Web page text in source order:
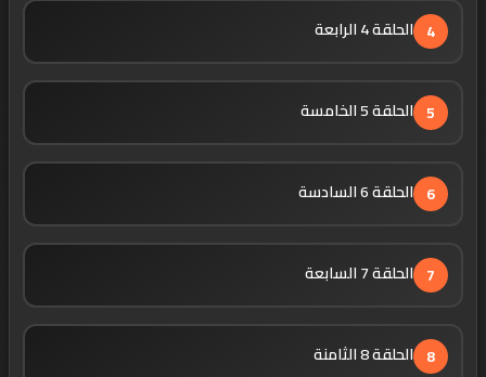
4 الحلقة 4 الرابعة
5 الحلقة 5 الخامسة
6 الحلقة 6 السادسة
7 الحلقة 7 السابعة
8 الحلقة 8 الثامنة